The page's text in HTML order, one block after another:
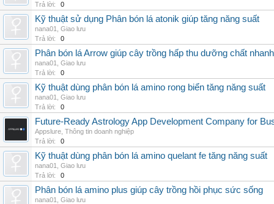
Trả lời:
0
Kỹ thuật sử dụng Phân bón lá atonik giúp tăng năng suất
nana01
Giao lưu
Trả lời:
0
Phân bón lá Arrow giúp cây trồng hấp thu dưỡng chất nhanh
nana01
Giao lưu
Trả lời:
0
Kỹ thuật dùng phân bón lá amino rong biển tăng năng suất
nana01
Giao lưu
Trả lời:
0
Future-Ready Astrology App Development Company for
Appslure Thông tin doanh nghiệp
Trả lời:
0
Kỹ thuật dùng phân bón lá amino quelant fe tăng năng suất
nana01
Giao lưu
Trả lời:
0
Phân bón lá amino plus giúp cây trồng hồi phục sức sống
nana01
Giao lưu